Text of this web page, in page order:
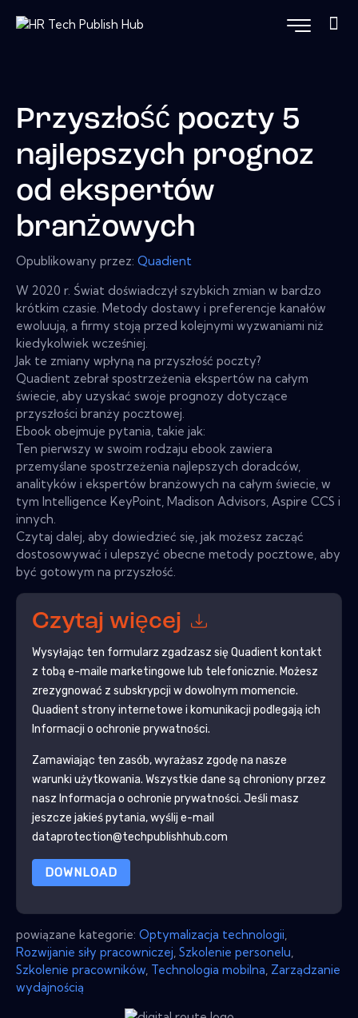
Przyszłość poczty 5
najlepszych prognoz
od ekspertów
branżowych
Opublikowany przez: Quadient
W 2020 r. Świat doświadczył szybkich zmian w bardzo
krótkim czasie. Metody dostawy i preferencje kanałów
ewoluują, a firmy stoją przed kolejnymi wyzwaniami niż
kiedykolwiek wcześniej.
Jak te zmiany wpłyną na przyszłość poczty?
Quadient zebrał spostrzeżenia ekspertów na całym
świecie, aby uzyskać swoje prognozy dotyczące
przyszłości branży pocztowej.
Ebook obejmuje pytania, takie jak:
Ten pierwszy w swoim rodzaju ebook zawiera
przemyślane spostrzeżenia najlepszych doradców,
analityków i ekspertów branżowych na całym świecie, w
tym Intelligence KeyPoint, Madison Advisors, Aspire CCS i
innych.
Czytaj dalej, aby dowiedzieć się, jak możesz zacząć
dostosowywać i ulepszyć obecne metody pocztowe, aby
być gotowym na przyszłość.
Czytaj więcej
Wysyłając ten formularz zgadzasz sięQuadient kontakt
z tobą e-maile marketingowe lub telefonicznie. Możesz
zrezygnować z subskrypcji w dowolnym momencie.
Quadient strony internetowe i komunikacji podlegają ich
Informacji o ochronie prywatności.
Zamawiając ten zasób, wyrażasz zgodę na nasze
warunki użytkowania. Wszystkie dane są chroniony przez
nasz Informacja o ochronie prywatności. Jeśli masz
jeszcze jakieś pytania, wyślij e-mail
dataprotection@techpublishhub.com
DOWNLOAD
powiązane kategorie: Optymalizacja technologii
Rozwijanie siły pracowniczej Szkolenie personelu
Szkolenie pracowników Technologia mobilna Zarządzanie
wydajnością